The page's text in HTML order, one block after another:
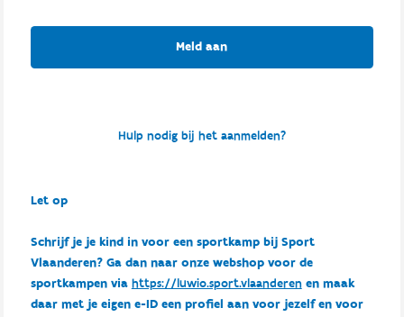
Meld aan
Hulp nodig bij het aanmelden?
Let op
Schrijf je je kind in voor een sportkamp bij Sport
Vlaanderen? Ga dan naar onze webshop voor de
sportkampen via https://luwio.sport.vlaanderenen maak
daar met je eigen e-ID een profiel aan voor jezelf en voor